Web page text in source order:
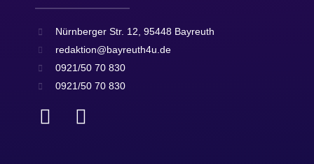
Nürnberger Str. 12, 95448 Bayreuth
redaktion@bayreuth4u.de
0921/50 70 830
0921/50 70 830